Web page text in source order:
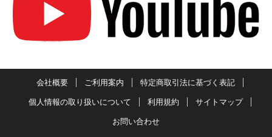
会社概要 ご利用案内 特定商取引法に基づく表記
個人情報の取り扱いについて 利用規約 サイトマップ
お問い合わせ